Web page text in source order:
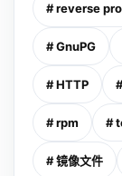
# reverse
# GnuPG
# HTTP
# rpm #
# 镜像文件